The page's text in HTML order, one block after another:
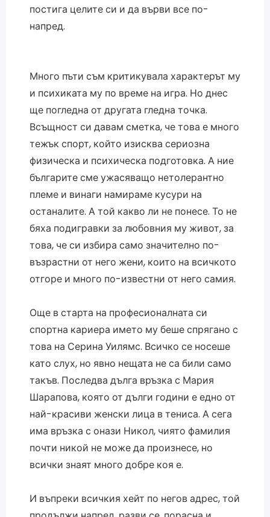
постига целите си и да върви все по-
напред.
Много пъти съм критикувала характерът му
и психиката му по време на игра. Но днес
ще погледна от другата гледна точка.
Всъщност си давам сметка, че това е много
тежък спорт, който изисква сериозна
физическа и психическа подготовка. А ние
българите сме ужасяващо нетолерантно
племе и винаги намираме кусури на
останалите. А той какво ли не понесе. То не
бяха подигравки за любовния му живот, за
това, че си избира само значително по-
възрастни от него жени, които на всичкото
отгоре и много по-известни от него самия.
Още в старта на професионалната си
спортна кариера името му беше спрягано с
това на Серина Уилямс. Всичко се носеше
като слух, но явно нещата не са били само
такъв. Последва дълга връзка с Мария
Шарапова, която от дълги години е едно от
най-красиви женски лица в тениса. А сега
има връзка с онази Никол, чиято фамилия
почти никой не може да произнесе, но
всички знаят много добре коя е.
И въпреки всичкия хейт по негов адрес, той